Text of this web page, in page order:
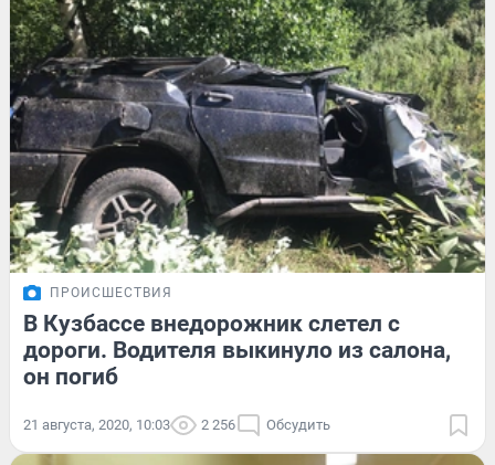
ПРОИСШЕСТВИЯ
В Кузбассе внедорожник слетел с
дороги. Водителя выкинуло из салона,
он погиб
21 августа, 2020, 10:03 2 256 Обсудить